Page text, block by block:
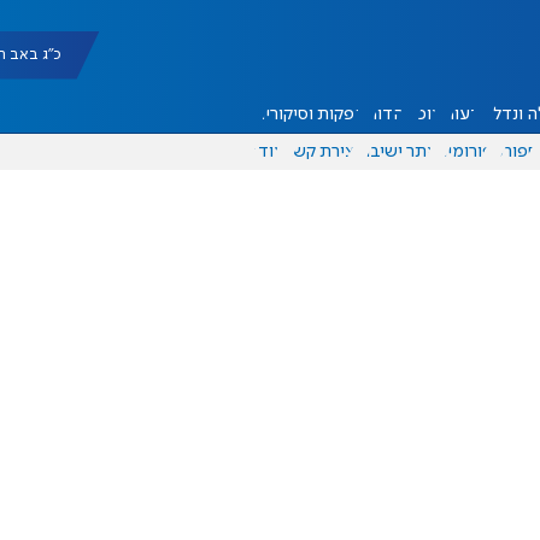
כ"ג באב תשפ"ו
ונדל"ן דעות אוכל יהדות הפקות וסיקורים
ספורט פורומים אתר ישיבה יצירת קשר עוד